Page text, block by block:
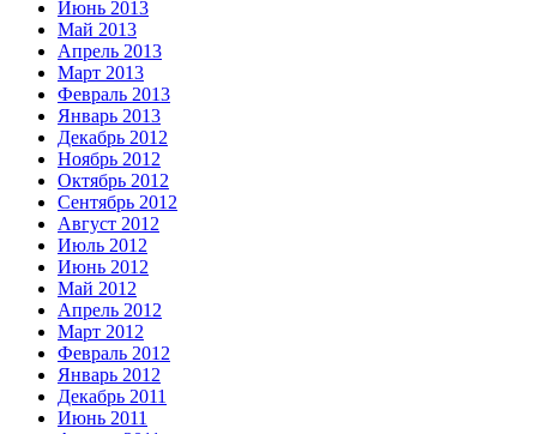
Июнь 2013
Май 2013
Апрель 2013
Март 2013
Февраль 2013
Январь 2013
Декабрь 2012
Ноябрь 2012
Октябрь 2012
Сентябрь 2012
Август 2012
Июль 2012
Июнь 2012
Май 2012
Апрель 2012
Март 2012
Февраль 2012
Январь 2012
Декабрь 2011
Июнь 2011